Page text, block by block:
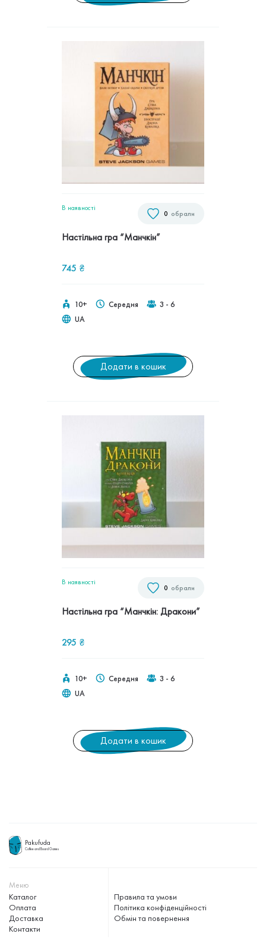
обрали
0
В наявностi
Настільна гра “Манчкін”
745 ₴
10+ Середня
3 - 6
UA
Додати в кошик
обрали
0
В наявностi
Настільна гра “Манчкін: Дракони”
295 ₴
10+ Середня
3 - 6
UA
Додати в кошик
Pakufuda
Coffee and Board Games
Меню
Каталог
Оплата
Доставка
Контакти
Правила та умови
Політика конфіденційності
Обмін та повернення